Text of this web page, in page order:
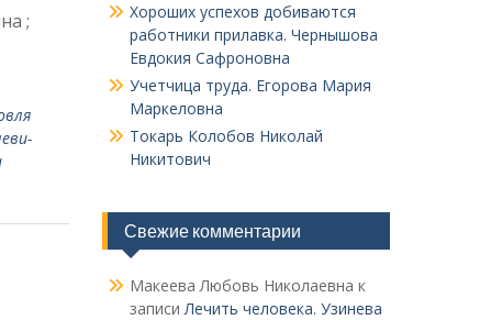
;
Хороших успехов добиваются
работники прилавка. Чер­нышова
Евдокия Сафроновна
Учетчица труда. Его­рова Мария
Маркеловна
Токарь Колобов Ни­колай
Никитович
Свежие комментарии
Макеева Любовь Николаевна к
записиЛечить человека. Узинева